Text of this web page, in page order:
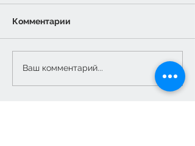
5 класс: финальная
Комментарии
Ваш комментарий...